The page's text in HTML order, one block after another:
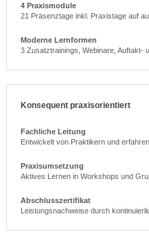
4 Praxismodule
21 Präsenztage inkl. Praxistage auf
Moderne Lernformen
3 Zusatztrainings, Webinare, Auftakt-
Konsequent praxisorientiert
Fachliche Leitung
Entwickelt von Praktikern und
Praxisumsetzung
Aktives Lernen in Workshops und
Abschlusszertifikat
Leistungsnachweise durch